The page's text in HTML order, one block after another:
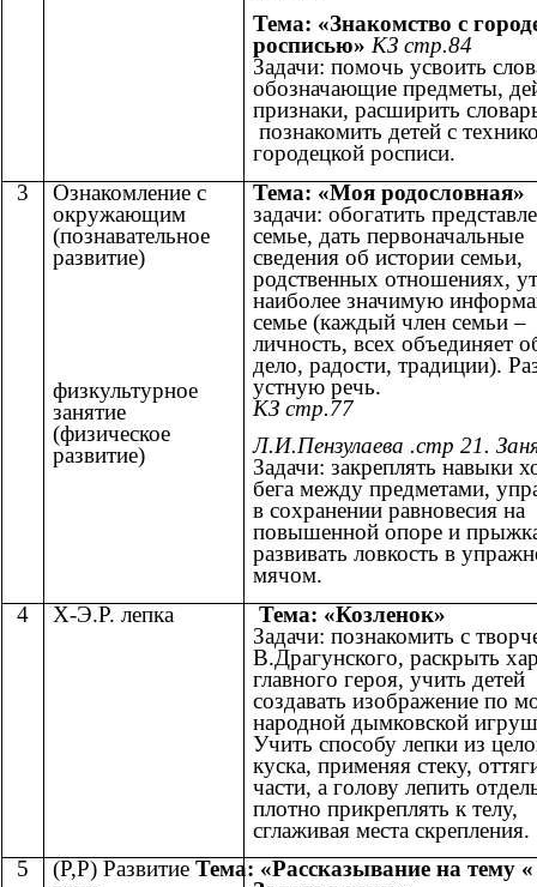
Тема: «Знакомство с
росписью» КЗ стр.84
Задачи: помочь усвоить
обозначающие предметы,
признаки, расширить
познакомить детей с
городецкой росписи.
3
Ознакомление с
окружающим
(познавательное
развитие)
физкультурное
занятие
(физическое
развитие)
Тема: «Моя родословная»
задачи: обогатить
семье, дать первоначальные
сведения об истории семьи,
родственных отношениях,
наиболее значимую
семье (каждый член семьи –
личность, всех объединяет
дело, радости, традиции).
устную речь.
КЗ стр.77
Л.И.Пензулаева .стр 21.
Задачи: закреплять навыки
бега между предметами,
в сохранении равновесия на
повышенной опоре и
развивать ловкость в
мячом.
4
Х-Э.Р. лепка
Тема: «Козленок»
Задачи: познакомить с
В.Драгунского, раскрыть
главного героя, учить детей
создавать изображение по
народной дымковской
Учить способу лепки из
куска, применяя стеку,
части, а голову лепить
плотно прикреплять к телу,
сглаживая места скрепления.
5
(Р,Р) Развитие Тема: «Рассказывание на тему «